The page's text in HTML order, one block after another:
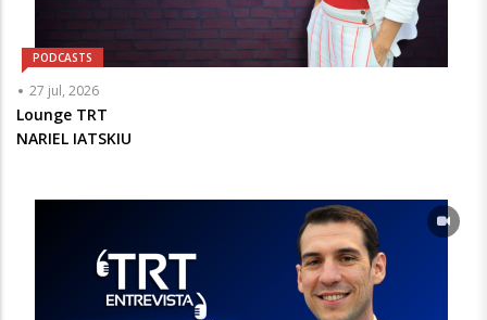
PODCASTS
27 jul, 2026
Articulista
ou
Chamada
Lounge TRT
NARIEL IATSKIU